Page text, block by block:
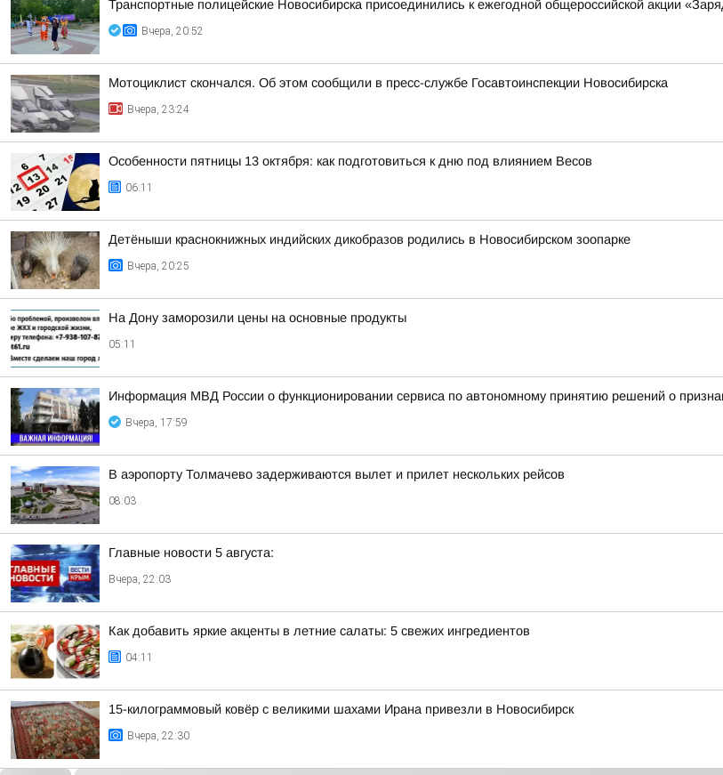
Транспортные полицейские Новосибирска присоединились к ежегодной общероссийской акции
Вчера, 20:52
Мотоциклист скончался. Об этом сообщили в пресс-службе Госавтоинспекции Новосибирска
Вчера, 23:24
Особенности пятницы 13 октября: как подготовиться к дню под влиянием Весов
06:11
Детёныши краснокнижных индийских дикобразов родились в Новосибирском зоопарке
Вчера, 20:25
На Дону заморозили цены на основные продукты
05:11
Информация МВД России о функционировании сервиса по автономному принятию решений о
Вчера, 17:59
В аэропорту Толмачево задерживаются вылет и прилет нескольких рейсов
08:03
Главные новости 5 августа:
Вчера, 22:03
Как добавить яркие акценты в летние салаты: 5 свежих ингредиентов
04:11
15-килограммовый ковёр с великими шахами Ирана привезли в Новосибирск
Вчера, 22:30